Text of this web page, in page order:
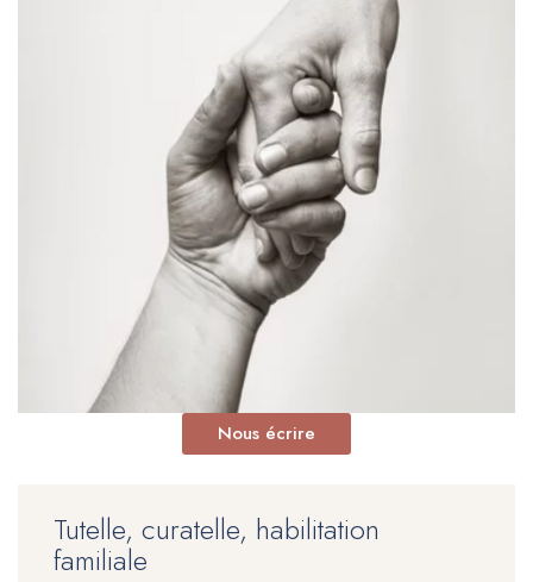
Nous écrire
Tutelle, curatelle, habilitation
familiale